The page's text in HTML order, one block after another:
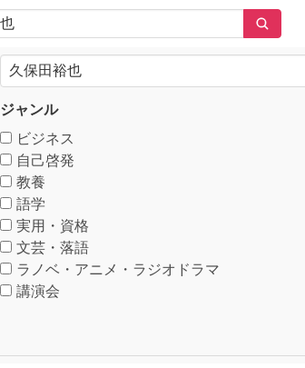
ジャンル
ビジネス
自己啓発
教養
語学
実用・資格
文芸・落語
ラノベ・アニメ・ラジオドラマ
講演会